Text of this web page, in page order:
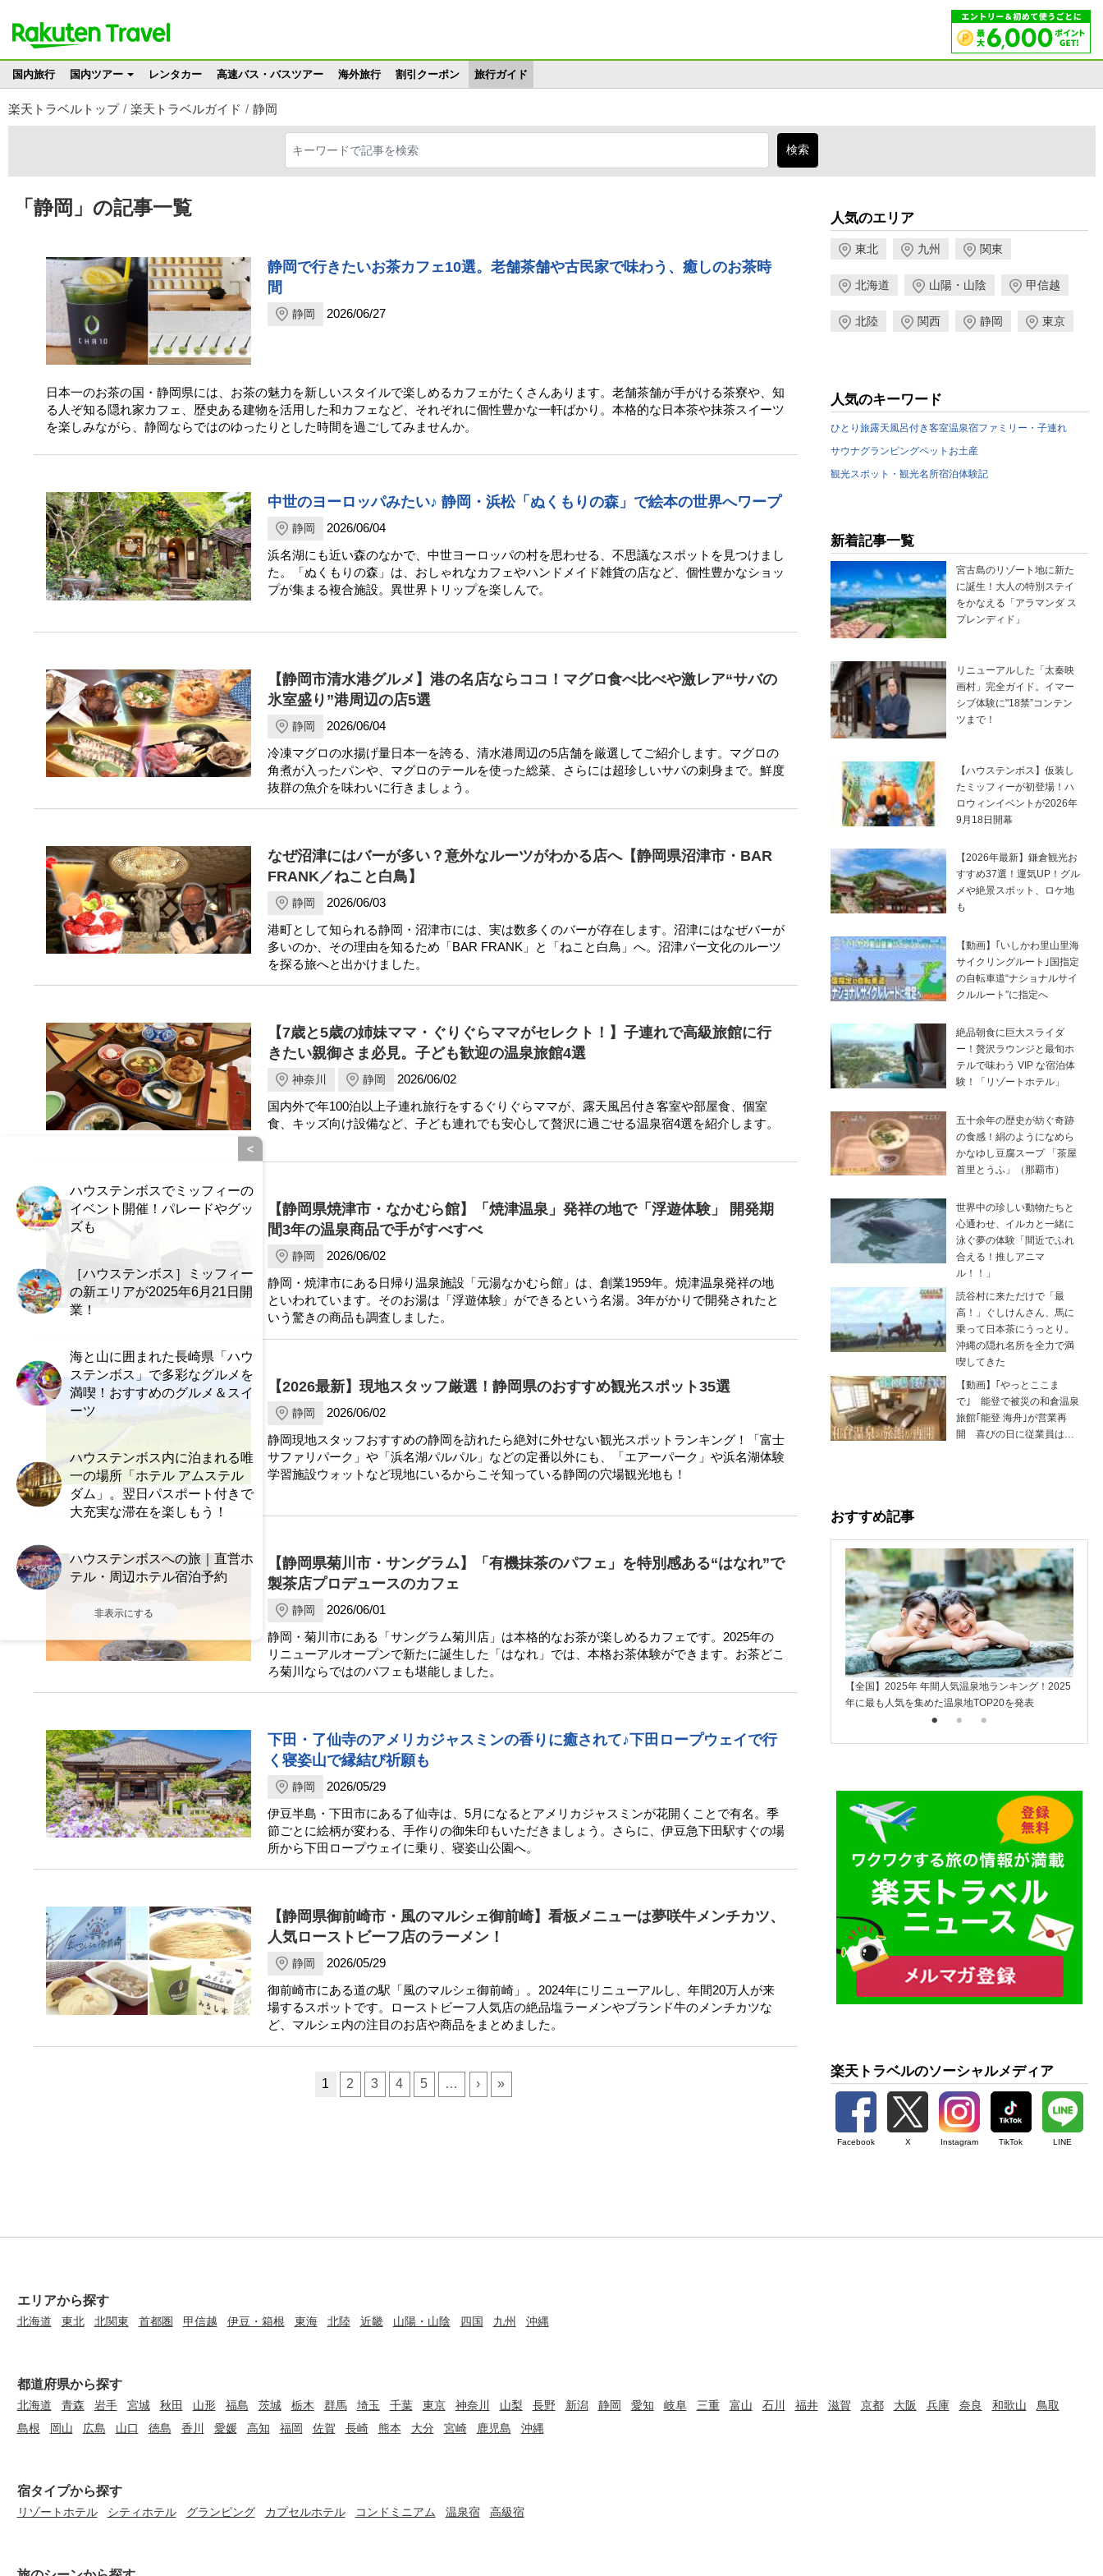
国内旅行 国内ツアー レンタカー 高速バス・バスツアー 海外旅行 割引クーポン 旅行ガイド
楽天トラベルトップ 楽天トラベルガイド 静岡
「静岡」の記事一覧
静岡で行きたいお茶カフェ10選。老舗茶舗や古民家で味わう、癒しのお茶時
間
静岡 2026/06/27
日本一のお茶の国・静岡県には、お茶の魅力を新しいスタイルで楽しめるカフェがたくさんあります。老舗茶舗が手がける茶寮や、知
る人ぞ知る隠れ家カフェ、歴史ある建物を活用した和カフェなど、それぞれに個性豊かな一軒ばかり。本格的な日本茶や抹茶スイーツ
を楽しみながら、静岡ならではのゆったりとした時間を過ごしてみませんか。
中世のヨーロッパみたい♪ 静岡・浜松「ぬくもりの森」で絵本の世界へワープ
静岡
2026/06/04
浜名湖にも近い森のなかで、中世ヨーロッパの村を思わせる、不思議なスポットを見つけまし
た。「ぬくもりの森」は、おしゃれなカフェやハンドメイド雑貨の店など、個性豊かなショッ
プが集まる複合施設。異世界トリップを楽しんで。
【静岡市清水港グルメ】港の名店ならココ！マグロ食べ比べや激レア“サバの
氷室盛り”港周辺の店5選
静岡
2026/06/04
冷凍マグロの水揚げ量日本一を誇る、清水港周辺の5店舗を厳選してご紹介します。マグロの
角煮が入ったパンや、マグロのテールを使った総菜、さらには超珍しいサバの刺身まで。鮮度
抜群の魚介を味わいに行きましょう。
なぜ沼津にはバーが多い？意外なルーツがわかる店へ【静岡県沼津市・BAR
FRANK／ねこと白鳥】
静岡
2026/06/03
港町として知られる静岡・沼津市には、実は数多くのバーが存在します。沼津にはなぜバーが
多いのか、その理由を知るため「BAR FRANK」と「ねこと白鳥」へ。沼津バー文化のルーツ
を探る旅へと出かけました。
【7歳と5歳の姉妹ママ・ぐりぐらママがセレクト！】子連れで高級旅館に行
きたい親御さま必見。子ども歓迎の温泉旅館4選
神奈川 静岡
2026/06/02
国内外で年100泊以上子連れ旅行をするぐりぐらママが、露天風呂付き客室や部屋食、個室
食、キッズ向け設備など、子ども連れでも安心して贅沢に過ごせる温泉宿4選を紹介します。
【静岡県焼津市・なかむら館】「焼津温泉」発祥の地で「浮遊体験」 開発期
間3年の温泉商品で手がすべすべ
静岡
2026/06/02
静岡・焼津市にある日帰り温泉施設「元湯なかむら館」は、創業1959年。焼津温泉発祥の地
といわれています。そのお湯は「浮遊体験」ができるという名湯。3年がかりで開発されたと
いう驚きの商品も調査しました。
【2026最新】現地スタッフ厳選！静岡県のおすすめ観光スポット35選
静岡
2026/06/02
静岡現地スタッフおすすめの静岡を訪れたら絶対に外せない観光スポットランキング！「富士
サファリパーク」や「浜名湖パルパル」などの定番以外にも、「エアーパーク」や浜名湖体験
学習施設ウォットなど現地にいるからこそ知っている静岡の穴場観光地も！
【静岡県菊川市・サングラム】「有機抹茶のパフェ」を特別感ある“はなれ”で
製茶店プロデュースのカフェ
静岡
2026/06/01
静岡・菊川市にある「サングラム菊川店」は本格的なお茶が楽しめるカフェです。2025年の
リニューアルオープンで新たに誕生した「はなれ」では、本格お茶体験ができます。お茶どこ
ろ菊川ならではのパフェも堪能しました。
下田・了仙寺のアメリカジャスミンの香りに癒されて♪下田ロープウェイで行
く寝姿山で縁結び祈願も
静岡
2026/05/29
伊豆半島・下田市にある了仙寺は、5月になるとアメリカジャスミンが花開くことで有名。季
節ごとに絵柄が変わる、手作りの御朱印もいただきましょう。さらに、伊豆急下田駅すぐの場
所から下田ロープウェイに乗り、寝姿山公園へ。
【静岡県御前崎市・風のマルシェ御前崎】看板メニューは夢咲牛メンチカツ、
人気ローストビーフ店のラーメン！
静岡
2026/05/29
御前崎市にある道の駅「風のマルシェ御前崎」。2024年にリニューアルし、年間20万人が来
場するスポットです。ローストビーフ人気店の絶品塩ラーメンやブランド牛のメンチカツな
ど、マルシェ内の注目のお店や商品をまとめました。
1
2 3 4 5 … › »
人気のエリア
東北 九州 関東
北海道 山陽・山陰 甲信越
北陸 関西 静岡 東京
人気のキーワード
ひとり旅露天風呂付き客室温泉宿ファミリー・子連れ
サウナグランピングペット お土産
観光スポット・観光名所宿泊体験記
新着記事一覧
宮古島のリゾート地に新た
に誕生！大人の特別ステイ
をかなえる「アラマンダ ス
プレンディド」
リニューアルした「太秦映
画村」完全ガイド。イマー
シブ体験に"18禁”コンテン
ツまで！
【ハウステンボス】仮装し
たミッフィーが初登場！ハ
ロウィンイベントが2026年
9月18日開幕
【2026年最新】鎌倉観光お
すすめ37選！運気UP！グル
メや絶景スポット、ロケ地
も
【動画】｢いしかわ里山里海
サイクリングルート｣国指定
の自転車道“ナショナルサイ
クルルート”に指定へ
絶品朝食に巨大スライダ
ー！贅沢ラウンジと最旬ホ
テルで味わう VIP な宿泊体
験！「リゾートホテル」
五十余年の歴史が紡ぐ奇跡
の食感！絹のようになめら
かなゆし豆腐スープ 「茶屋
首里とうふ」（那覇市）
世界中の珍しい動物たちと
心通わせ、イルカと一緒に
泳ぐ夢の体験「間近でふれ
合える！推しアニマ
ル！！」
読谷村に来ただけで「最
高！」ぐしけんさん、馬に
乗って日本茶にうっとり。
沖縄の隠れ名所を全力で満
喫してきた
【動画】｢やっとここま
で｣ 能登で被災の和倉温泉
旅館｢能登 海舟｣が営業再
開 喜びの日に従業員は…
おすすめ記事
【全国】2025年 年間人気温泉地ランキング！2025
年に最も人気を集めた温泉地TOP20を発表
楽天トラベルのソーシャルメディア
Facebook X Instagram TikTok LINE
エリアから探す
北海道 東北 北関東 首都圏 甲信越 伊豆・箱根 東海 北陸 近畿 山陽・山陰 四国 九州 沖縄
都道府県から探す
北海道 青森 岩手 宮城 秋田 山形 福島 茨城 栃木 群馬 埼玉 千葉 東京 神奈川 山梨 長野 新潟 静岡 愛知 岐阜 三重 富山 石川 福井 滋賀 京都 大阪 兵庫 奈良 和歌山
鳥取
島根
岡山 広島 山口 徳島 香川 愛媛 高知 福岡 佐賀 長崎 熊本 大分 宮崎 鹿児島 沖縄
宿タイプから探す
リゾートホテル シティホテル グランピング カプセルホテル コンドミニアム 温泉宿 高級宿
<
ハウステンボスでミッフィーの
イベント開催！パレードやグッ
ズも
［ハウステンボス］ミッフィー
の新エリアが2025年6月21日開
業！
海と山に囲まれた長崎県「ハウ
ステンボス」で多彩なグルメを
満喫！おすすめのグルメ＆スイ
ーツ
ハウステンボス内に泊まれる唯
一の場所「ホテル アムステル
ダム」。翌日パスポート付きで
大充実な滞在を楽しもう！
ハウステンボスへの旅｜直営ホ
テル・周辺ホテル宿泊予約
非表示にする